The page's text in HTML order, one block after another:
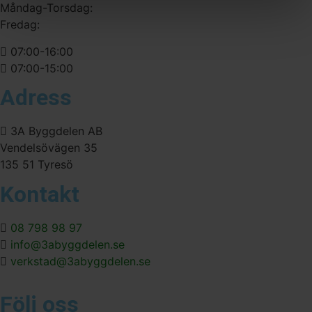
Måndag-Torsdag:
Fredag:
07:00-16:00
07:00-15:00
Adress
3A Byggdelen AB
Vendelsövägen 35
135 51 Tyresö
Kontakt
08 798 98 97
info@3abyggdelen.se
verkstad@3abyggdelen.se
Följ oss